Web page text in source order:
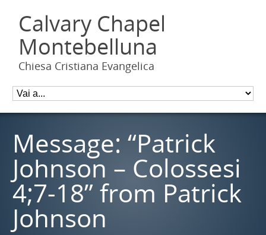
Calvary Chapel
Montebelluna
Chiesa Cristiana Evangelica
Message: “Patrick
Johnson – Colossesi
4;7-18” from Patrick
Johnson